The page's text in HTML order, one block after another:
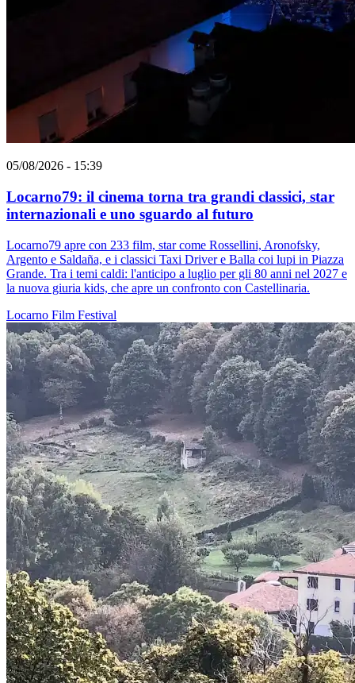
05/08/2026 - 15:39
Locarno79: il cinema torna tra grandi classici, star
internazionali e uno sguardo al futuro
Locarno79 apre con 233 film, star come Rossellini, Aronofsky,
Argento e Saldaña, e i classici Taxi Driver e Balla coi lupi in Piazza
Grande. Tra i temi caldi: l'anticipo a luglio per gli 80 anni nel 2027 e
la nuova giuria kids, che apre un confronto con Castellinaria.
Locarno Film Festival